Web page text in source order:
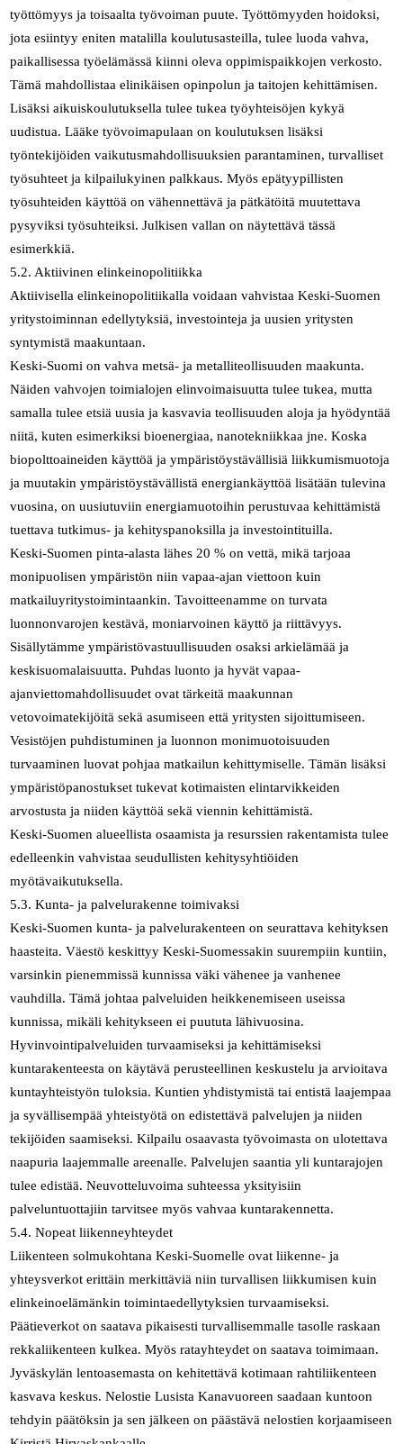
työttömyys ja toisaalta työvoiman puute. Työttömyyden hoidoksi,
jota esiintyy eniten matalilla koulutusasteilla, tulee luoda vahva,
paikallisessa työelämässä kiinni oleva oppimispaikkojen verkosto.
Tämä mahdollistaa elinikäisen opinpolun ja taitojen kehittämisen.
Lisäksi aikuiskoulutuksella tulee tukea työyhteisöjen kykyä
uudistua. Lääke työvoimapulaan on koulutuksen lisäksi
työntekijöiden vaikutusmahdollisuuksien parantaminen, turvalliset
työsuhteet ja kilpailukyinen palkkaus. Myös epätyypillisten
työsuhteiden käyttöä on vähennettävä ja pätkätöitä muutettava
pysyviksi työsuhteiksi. Julkisen vallan on näytettävä tässä
esimerkkiä.
5.2. Aktiivinen elinkeinopolitiikka
Aktiivisella elinkeinopolitiikalla voidaan vahvistaa Keski-Suomen
yritystoiminnan edellytyksiä, investointeja ja uusien yritysten
syntymistä maakuntaan.
Keski-Suomi on vahva metsä- ja metalliteollisuuden maakunta.
Näiden vahvojen toimialojen elinvoimaisuutta tulee tukea, mutta
samalla tulee etsiä uusia ja kasvavia teollisuuden aloja ja hyödyntää
niitä, kuten esimerkiksi bioenergiaa, nanotekniikkaa jne. Koska
biopolttoaineiden käyttöä ja ympäristöystävällisiä liikkumismuotoja
ja muutakin ympäristöystävällistä energiankäyttöä lisätään tulevina
vuosina, on uusiutuviin energiamuotoihin perustuvaa kehittämistä
tuettava tutkimus- ja kehityspanoksilla ja investointituilla.
Keski-Suomen pinta-alasta lähes 20 % on vettä, mikä tarjoaa
monipuolisen ympäristön niin vapaa-ajan viettoon kuin
matkailuyritystoimintaankin. Tavoitteenamme on turvata
luonnonvarojen kestävä, moniarvoinen käyttö ja riittävyys.
Sisällytämme ympäristövastuullisuuden osaksi arkielämää ja
keskisuomalaisuutta. Puhdas luonto ja hyvät vapaa-
ajanviettomahdollisuudet ovat tärkeitä maakunnan
vetovoimatekijöitä sekä asumiseen että yritysten sijoittumiseen.
Vesistöjen puhdistuminen ja luonnon monimuotoisuuden
turvaaminen luovat pohjaa matkailun kehittymiselle. Tämän lisäksi
ympäristöpanostukset tukevat kotimaisten elintarvikkeiden
arvostusta ja niiden käyttöä sekä viennin kehittämistä.
Keski-Suomen alueellista osaamista ja resurssien rakentamista tulee
edelleenkin vahvistaa seudullisten kehitysyhtiöiden
myötävaikutuksella.
5.3. Kunta- ja palvelurakenne toimivaksi
Keski-Suomen kunta- ja palvelurakenteen on seurattava kehityksen
haasteita. Väestö keskittyy Keski-Suomessakin suurempiin kuntiin,
varsinkin pienemmissä kunnissa väki vähenee ja vanhenee
vauhdilla. Tämä johtaa palveluiden heikkenemiseen useissa
kunnissa, mikäli kehitykseen ei puututa lähivuosina.
Hyvinvointipalveluiden turvaamiseksi ja kehittämiseksi
kuntarakenteesta on käytävä perusteellinen keskustelu ja arvioitava
kuntayhteistyön tuloksia. Kuntien yhdistymistä tai entistä laajempaa
ja syvällisempää yhteistyötä on edistettävä palvelujen ja niiden
tekijöiden saamiseksi. Kilpailu osaavasta työvoimasta on ulotettava
naapuria laajemmalle areenalle. Palvelujen saantia yli kuntarajojen
tulee edistää. Neuvotteluvoima suhteessa yksityisiin
palveluntuottajiin tarvitsee myös vahvaa kuntarakennetta.
5.4. Nopeat liikenneyhteydet
Liikenteen solmukohtana Keski-Suomelle ovat liikenne- ja
yhteysverkot erittäin merkittäviä niin turvallisen liikkumisen kuin
elinkeinoelämänkin toimintaedellytyksien turvaamiseksi.
Päätieverkot on saatava pikaisesti turvallisemmalle tasolle raskaan
rekkaliikenteen kulkea. Myös ratayhteydet on saatava toimimaan.
Jyväskylän lentoasemasta on kehitettävä kotimaan rahtiliikenteen
kasvava keskus. Nelostie Lusista Kanavuoreen saadaan kuntoon
tehdyin päätöksin ja sen jälkeen on päästävä nelostien korjaamiseen